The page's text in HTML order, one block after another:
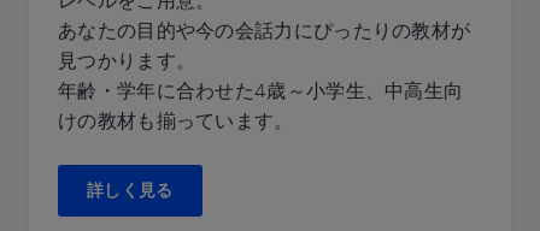
あなたの目的や今の会話力にぴったりの教材が
見つかります。
年齢・学年に合わせた4歳～小学生、中高生向
けの教材も揃っています。
詳しく見る